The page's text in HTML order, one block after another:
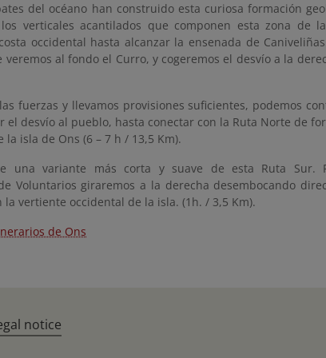
del océano han construido esta curiosa formación
verticales acantilados que componen esta zona de
occidental hasta alcanzar la ensenada de
veremos al fondo el Curro, y cogeremos el desvío a la
fuerzas y llevamos provisiones suficientes, podemos
el desvío al pueblo, hasta conectar con la Ruta Norte de
isla de Ons (6 – 7 h / 13,5 Km).
una variante más corta y suave de esta Ruta Sur.
Voluntarios giraremos a la derecha desembocando
la vertiente occidental de la isla. (1h. / 3,5 Km).
de Ons
notice